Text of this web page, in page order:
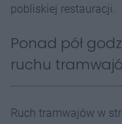
pobliskiej restauracji.
Ponad pół
ruchu
Ruch tramwajów w